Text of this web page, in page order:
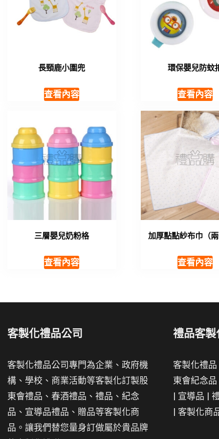
長頸鹿小圍兜
查看內容
環保嬰兒防蚊
查看內容
三層嬰兒奶粉格
查看內容
加厚點點紗布巾（
查看內容
客製化禮品公司
客製化禮品公司專門為企業、政府機
構、學校、商業活動等客製化訂製股
東會禮品、春酒禮品、禮品、紀念
品、宣導品禮品、贈品等客製化商
品。讓我們替您量身訂做屬於貴品牌
禮品客製
客製化禮品
東會紀念品
| 宣導品 |
| 客製化商